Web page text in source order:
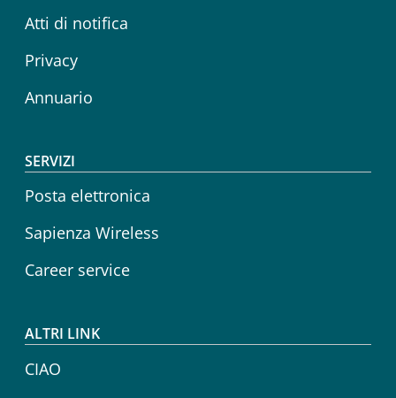
Atti di notifica
Privacy
Annuario
SERVIZI
Posta elettronica
Sapienza Wireless
Career service
ALTRI LINK
CIAO